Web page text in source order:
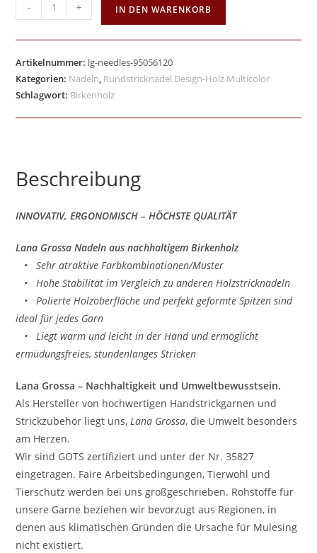
- + IN DEN WARENKORB
Artikelnummer: lg-needles-95056120
Kategorien: Nadeln, Rundstricknadel Design-Holz Multicolor
Schlagwort: Birkenholz
Beschreibung
INNOVATIV, ERGONOMISCH – HÖCHSTE QUALITÄT
Lana Grossa Nadeln aus nachhaltigem Birkenholz
• Sehr atraktive Farbkombinationen/Muster
• Hohe Stabilität im Vergleich zu anderen Holzstricknadeln
• Polierte Holzoberfläche und perfekt geformte Spitzen sind
ideal für jedes Garn
• Liegt warm und leicht in der Hand und ermöglicht
ermüdungsfreies, stundenlanges Stricken
Lana Grossa – Nachhaltigkeit und Umweltbewusstsein.
Als Hersteller von hochwertigen Handstrickgarnen und
Strickzubehör liegt uns,Lana Grossa, die Umwelt besonders
am Herzen.
Wir sind GOTS zertifiziert und unter der Nr. 35827
eingetragen. Faire Arbeitsbedingungen, Tierwohl und
Tierschutz werden bei uns großgeschrieben. Rohstoffe für
unsere Garne beziehen wir bevorzugt aus Regionen, in
denen aus klimatischen Gründen die Ursache für Mulesing
nicht existiert.